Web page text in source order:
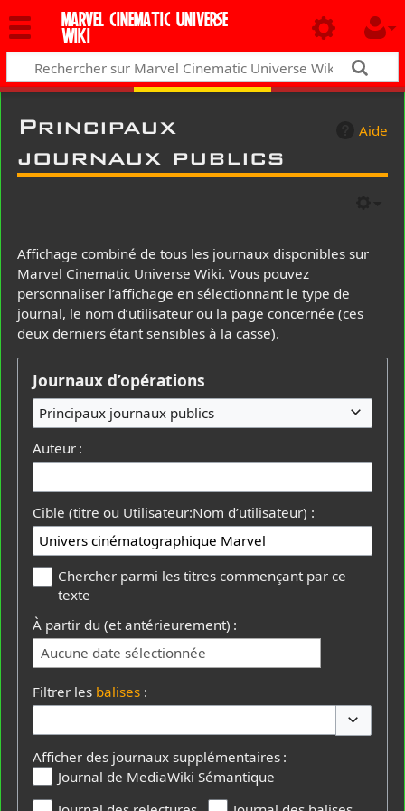
MARVEL CINEMATIC UNIVERSE
WIKI
Aide
Principaux
journaux publics
Affichage combiné de tous les journaux disponibles sur
Marvel Cinematic Universe Wiki. Vous pouvez
personnaliser l’affichage en sélectionnant le type de
journal, le nom d’utilisateur ou la page concernée (ces
deux derniers étant sensibles à la casse).
Journaux d’opérations
Principaux journaux publics
Auteur :
Cible (titre ou Utilisateur:Nom d’utilisateur) :
Chercher parmi les titres commençant par ce
texte
À partir du (et antérieurement) :
Aucune date sélectionnée
Filtrer les balises :
Afficher des journaux supplémentaires :
Journal de MediaWiki Sémantique